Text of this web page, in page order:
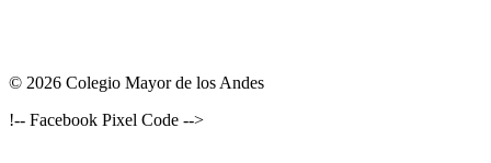
© 2026 Colegio Mayor de los Andes
!-- Facebook Pixel Code -->